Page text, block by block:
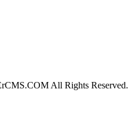
All Rights Reserved.